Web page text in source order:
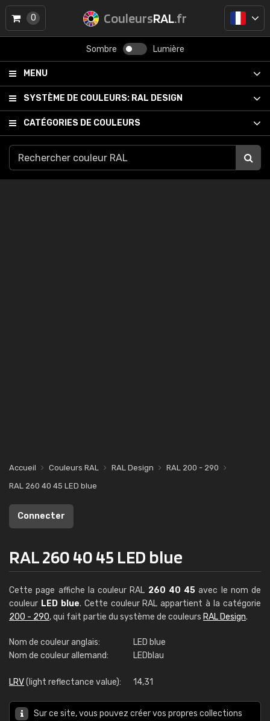
CouleursRAL.fr
Sombre Lumière
MENU
SYSTÈME DE COULEURS: RAL DESIGN
CATÉGORIES DE COULEURS
0
Accueil Couleurs RAL RAL Design
RAL 200 - 290
RAL 260 40 45 LED blue
Connecter
RAL 260 40 45 LED blue
Cette page affiche la couleur RAL 260 40 45 avec le nom de
couleur LED blue. Cette couleur RAL appartient à la catégorie
200 - 290, qui fait partie du système de couleurs RAL Design.
Nom de couleur anglais:
LED blue
Nom de couleur allemand:
LEDblau
LRV(light reflectance value): 14,31
Sur ce site, vous pouvez créer vos propres collections